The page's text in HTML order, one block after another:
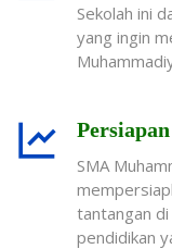
Sekolah ini
yang ingin
SMA
tantangan
pendidikan